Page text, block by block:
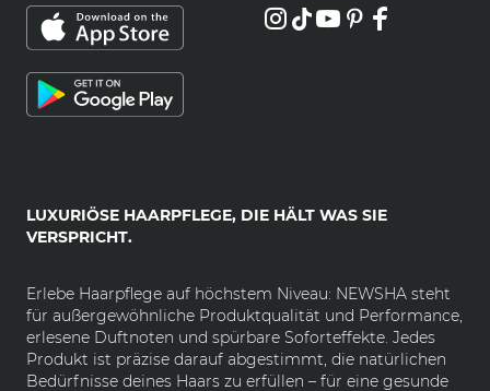
LUXURIÖSE HAARPFLEGE, DIE HÄLT WAS SIE
VERSPRICHT.
Erlebe Haarpflege auf höchstem Niveau: NEWSHA steht
für außergewöhnliche Produktqualität und Performance,
erlesene Duftnoten und spürbare Soforteffekte. Jedes
Produkt ist präzise darauf abgestimmt, die natürlichen
Bedürfnisse deines Haars zu erfüllen – für eine gesunde